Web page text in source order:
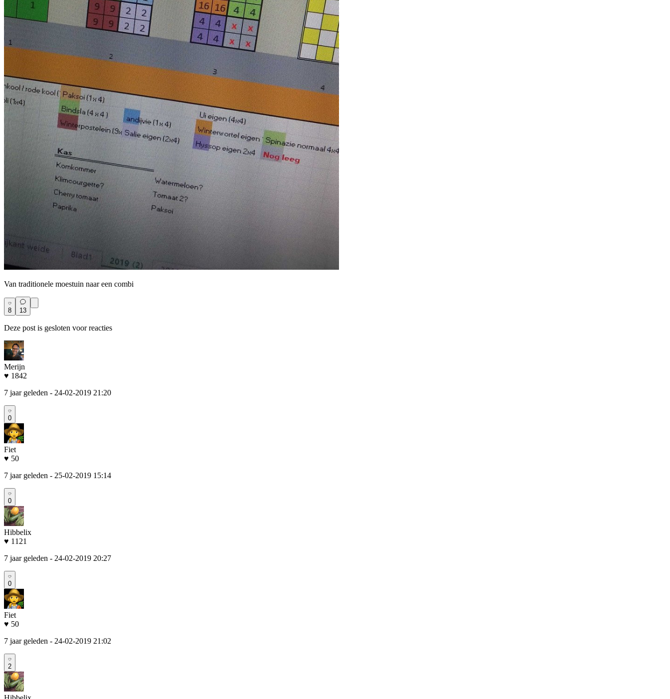
Van traditionele moestuin naar een combi
8 13
Deze post is gesloten voor reacties
Merijn
♥ 1842
7 jaar geleden - 24-02-2019 21:20
0
Fiet
♥ 50
7 jaar geleden - 25-02-2019 15:14
0
Hibbelix
♥ 1121
7 jaar geleden - 24-02-2019 20:27
0
Fiet
♥ 50
7 jaar geleden - 24-02-2019 21:02
2